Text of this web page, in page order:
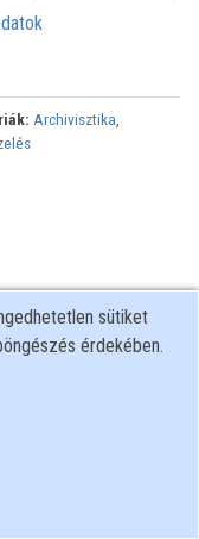
Archivisztika,
sütiket
érdekében.